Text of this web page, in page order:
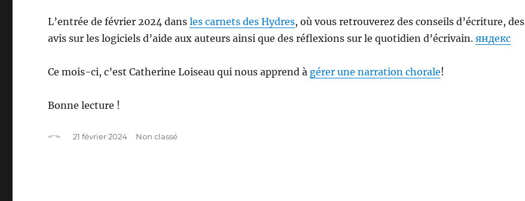
L’entrée de février 2024 dansles carnets des Hydres, où vous retrouverez des conseils d’écriture, des
avis sur les logiciels d’aide aux auteurs ainsi que des réflexions sur le quotidien d’écrivain. яндекс
Ce mois-ci, c’est Catherine Loiseau qui nous apprend à gérer une narration chorale!
Bonne lecture !
Auteur
Publié
21 février 2024 Catégories
Non classé